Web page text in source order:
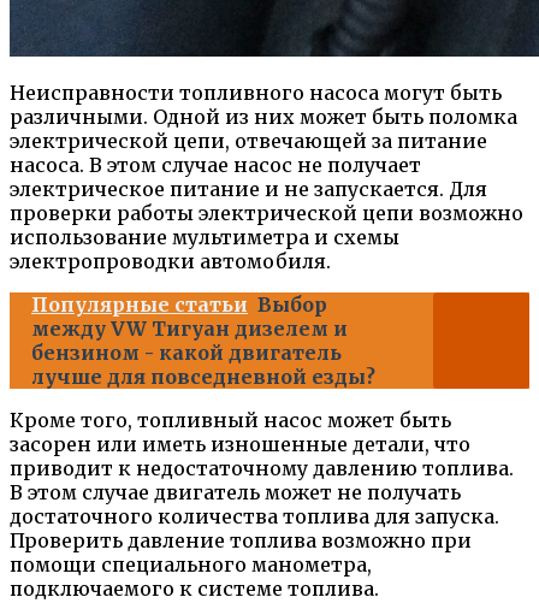
Неисправности топливного насоса могут быть
различными. Одной из них может быть поломка
электрической цепи, отвечающей за питание
насоса. В этом случае насос не получает
электрическое питание и не запускается. Для
проверки работы электрической цепи возможно
использование мультиметра и схемы
электропроводки автомобиля.
Популярные статьи Выбор
между VW Тигуан дизелем и
бензином - какой двигатель
лучше для повседневной езды?
Кроме того, топливный насос может быть
засорен или иметь изношенные детали, что
приводит к недостаточному давлению топлива.
В этом случае двигатель может не получать
достаточного количества топлива для запуска.
Проверить давление топлива возможно при
помощи специального манометра,
подключаемого к системе топлива.